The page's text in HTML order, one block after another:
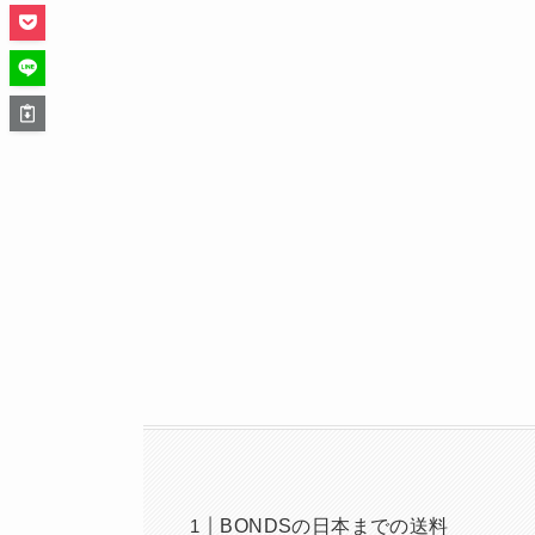
BONDSの日本までの送料